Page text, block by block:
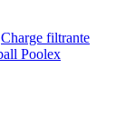
Charge filtrante
Poolex